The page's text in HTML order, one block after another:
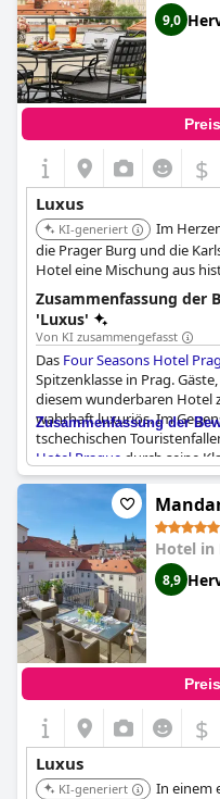
9,0
$
Luxus
KI-generiert
Im
die Prager Burg und die
Hotel eine Mischung aus
Luxus. Es verfügt über
Weltklasse-Spa mit einem
Burg und außergewöhnliche
Zusammenfassung der
'Luxus'
Von KI zusammengefasst
Das Four Seasons Hotel
Spitzenklasse in Prag.
diesem wunderbaren Hotel
wahrhaft luxuriös. Im
tschechischen
Hotel Prague durch seine
Liebe zum Detail und das
ein außergewöhnliches
bis zu den Zimmern schreit
dass dieses Hotel als das
sich jedoch enttäuscht über
sind der Meinung, dass der
hoch ist, während einige
gewöhnlich sind. Trotz
Rückmeldungen bleibt das
luxuriöse Wahl für
Prag außergewöhnlichen
Zusammenfassung der
Hotel in
8,9
$
Luxus
KI-generiert
In einem